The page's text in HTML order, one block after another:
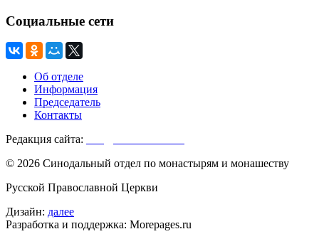
Социальные сети
Об отделе
Информация
Председатель
Контакты
Редакция сайта:
© 2026 Синодальный отдел по монастырям и монашеству
Русской Православной Церкви
Дизайн: далее
Разработка и поддержка: Morepages.ru